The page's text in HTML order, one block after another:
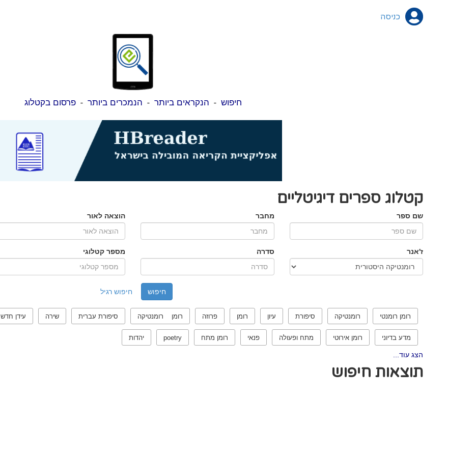
כניסה
חיפוש - הנקראים ביותר - הנמכרים ביותר -פרסום בקטלוג
קטלוג ספרים דיגיטליים
שם ספר מחבר הוצאה לאור
ז'אנר סדרה מספר קטלוגי
חיפוש רגיל
רומן רומנטי רומנטיקה סיפורת עיון רומן פרוזה רומן רומנטיקה סיפורת עברית שירה עידן חדש
מדע בדיוני רומן אירוטי מתח ופעולה פנאי רומן מתח poetry יהדות
הצג עוד...
תוצאות חיפוש